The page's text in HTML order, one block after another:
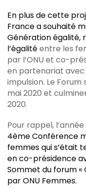
En plus de cette
France a souhaité
Génération égalité,
l’égalitéentre les
par l’ONU et co-
en partenariat avec
impulsion. Le Forum
mai 2020 et
2020.
Pour rappel, l’année
4ème Conférence
femmes qui s’était
en co-présidence
Sommet du forum «
par ONU Femmes.